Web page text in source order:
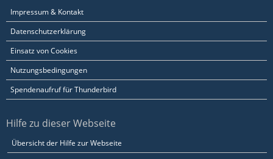
Impressum & Kontakt
Datenschutzerklärung
Einsatz von Cookies
Nutzungsbedingungen
Spendenaufruf für Thunderbird
Hilfe zu dieser Webseite
Übersicht der Hilfe zur Webseite